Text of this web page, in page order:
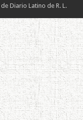
Diario Latino de R. L.